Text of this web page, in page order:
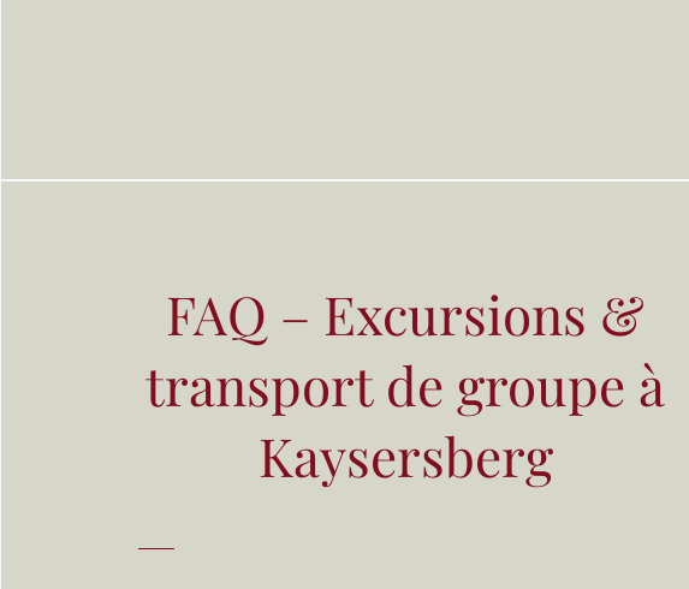
FAQ – Excursions &
transport de groupe à
Kaysersberg